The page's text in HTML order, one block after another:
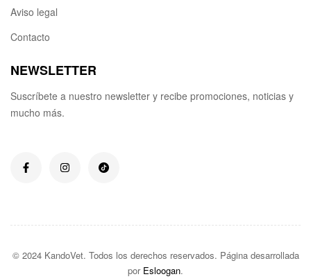
Aviso legal
Contacto
NEWSLETTER
Suscríbete a nuestro newsletter y recibe promociones, noticias y
mucho más.
© 2024 KandoVet. Todos los derechos reservados. Página desarrollada
por Esloogan.